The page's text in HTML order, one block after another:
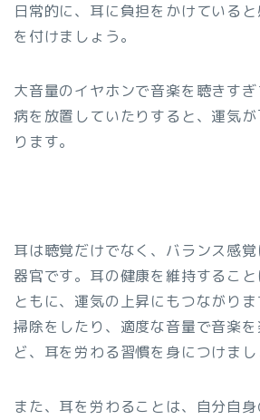
日常的に、耳に負担をかけている
を付けましょう。
大音量のイヤホンで音楽を聴きす
病を放置していたりすると、運気
ります。
耳は聴覚だけでなく、バランス感
器官です。耳の健康を維持するこ
ともに、運気の上昇にもつながり
掃除をしたり、適度な音量で音楽
ど、耳を労わる習慣を身につけまし
また、耳を労わることは、自分自